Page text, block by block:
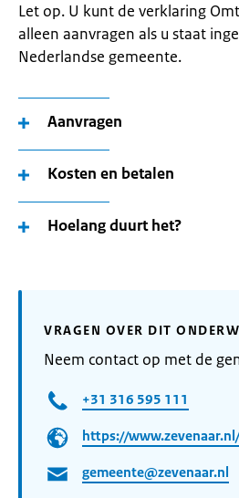
Let op. U kunt de verklaring
alleen aanvragen als u staat
Nederlandse gemeente.
Aanvragen
Kosten en betalen
Hoelang duurt het?
VRAGEN OVER DIT
Neem contact op met de
+31 316 595 111
https://www.zevenaar.nl/
gemeente@zevenaar.nl